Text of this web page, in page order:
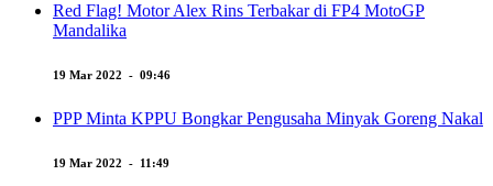
Red Flag! Motor Alex Rins Terbakar di FP4 MotoGP
Mandalika
19 Mar 2022 - 09:46
PPP Minta KPPU Bongkar Pengusaha Minyak Goreng Nakal
19 Mar 2022 - 11:49